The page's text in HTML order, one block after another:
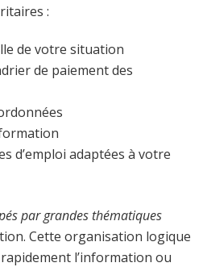
:
de votre situation
de paiement des
d’emploi adaptées à votre
par grandes thématiques
Cette organisation logique
l’information ou